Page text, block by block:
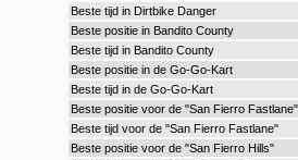
Beste tijd in Dirtbike Danger
Beste positie in Bandito County
Beste tijd in Bandito County
Beste positie in de Go-Go-Kart
Beste tijd in de Go-Go-Kart
Beste positie voor de "San Fierro Fastlane"
Beste tijd voor de "San Fierro Fastlane"
Beste positie voor de "San Fierro Hills"